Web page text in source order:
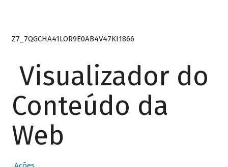
Z7_7QGCHA41LOR9E0AB4V47KI1866
Visualizador do
Conteúdo da
Web